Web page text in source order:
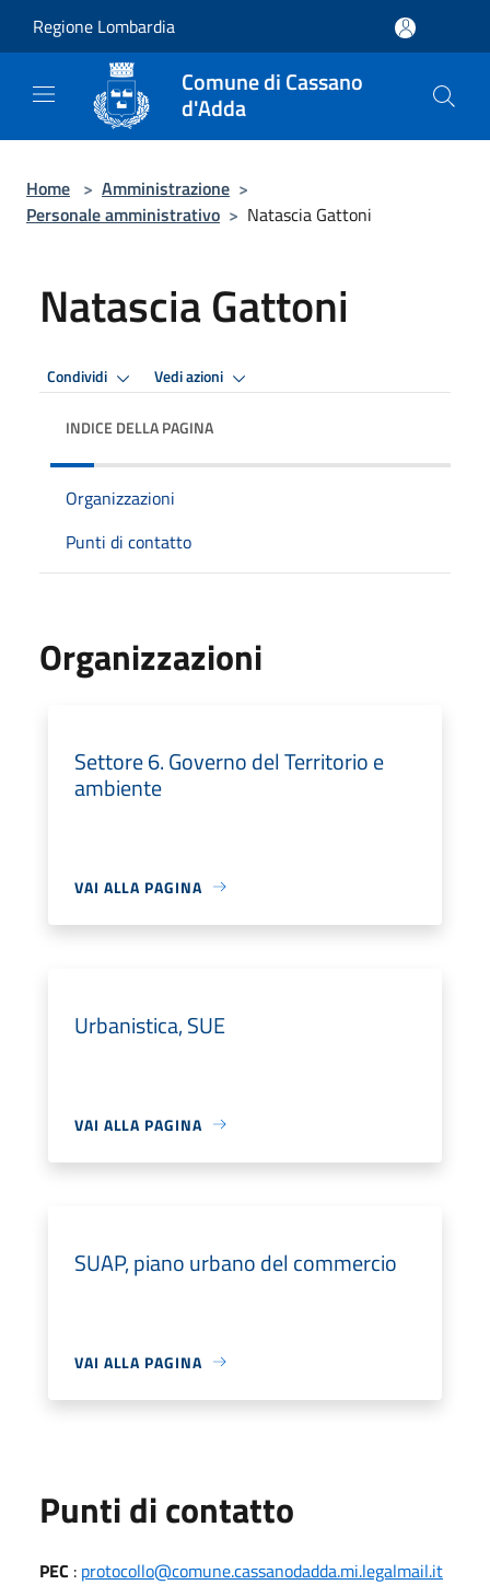
Regione Lombardia
Comune di Cassano
d'Adda
Home > Amministrazione >
Personale amministrativo > Natascia Gattoni
Natascia Gattoni
Condividi Vedi azioni
INDICE DELLA PAGINA
Organizzazioni
Punti di contatto
Organizzazioni
Settore 6. Governo del Territorio e
ambiente
VAI ALLA PAGINA
Urbanistica, SUE
VAI ALLA PAGINA
SUAP, piano urbano del commercio
VAI ALLA PAGINA
Punti di contatto
PEC : protocollo@comune.cassanodadda.mi.legalmail.it